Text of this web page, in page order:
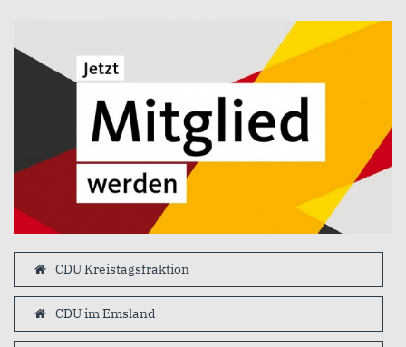
CDU Kreistagsfraktion
CDU im Emsland